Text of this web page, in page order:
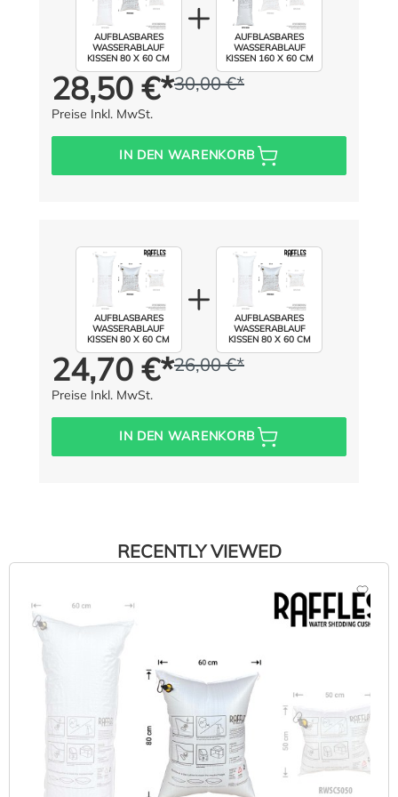
AUFBLASBARES
WASSERABLAUF
KISSEN 80 X 60 CM
AUFBLASBARES
WASSERABLAUF
KISSEN 160 X 60 CM
Statt:
30,00 €*(5% gespart)
Preis für alle:
28,50 €*
Preise Inkl. MwSt.
IN DEN WARENKORB
AUFBLASBARES
WASSERABLAUF
KISSEN 80 X 60 CM
AUFBLASBARES
WASSERABLAUF
KISSEN 80 X 60 CM
Statt:
26,00 €*(5% gespart)
Preis für alle:
24,70 €*
Preise Inkl. MwSt.
IN DEN WARENKORB
RECENTLY VIEWED